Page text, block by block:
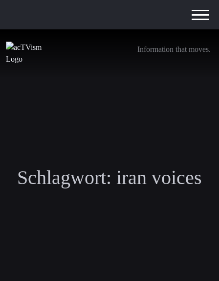
Information that moves.
Schlagwort: iran voices